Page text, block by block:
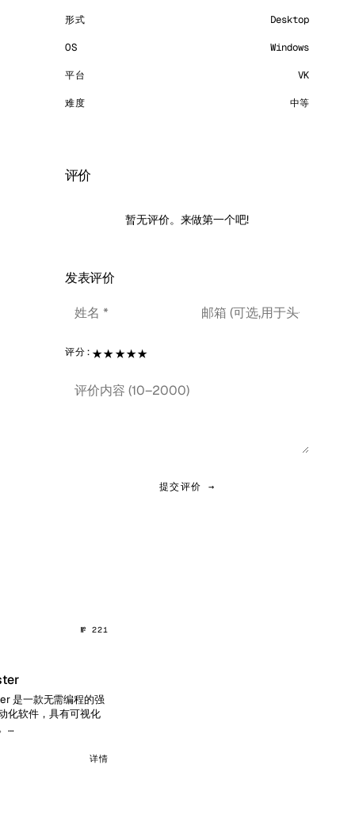
形式 Desktop
OS Windows
平台 VK
难度 中等
评价
暂无评价。来做第一个吧!
发表评价
评分: ★★★★★
提交评价 →
№ 221
是一款无需编程的强
化软件，具有可视化
…
详情